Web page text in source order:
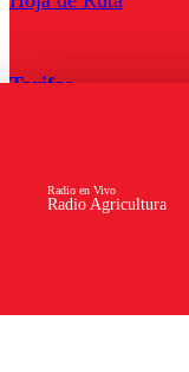
Radio Agricultura
Radio en Vivo
Tarifas